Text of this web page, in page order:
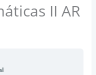
II AR